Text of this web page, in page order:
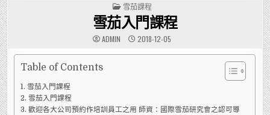
POSTED
IN
雪茄課程
雪茄入門課程
ADMIN 2018-12-05
Table of Contents
雪茄入門課程
雪茄入門課程
歡迎各大公司預約作培訓員工之用 師資：國際雪茄研究會之認可導